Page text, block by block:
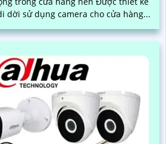
dời sử dụng camera cho cửa hàng...